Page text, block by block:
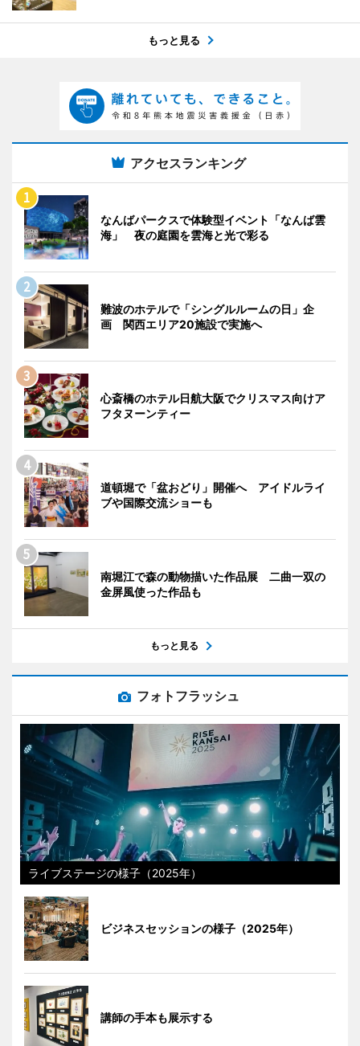
もっと見る
アクセスランキング
なんばパークスで体験型イベント「なんば雲
海」 夜の庭園を雲海と光で彩る
難波のホテルで「シングルルームの日」企
画 関西エリア20施設で実施へ
心斎橋のホテル日航大阪でクリスマス向けア
フタヌーンティー
道頓堀で「盆おどり」開催へ アイドルライ
ブや国際交流ショーも
南堀江で森の動物描いた作品展 二曲一双の
金屏風使った作品も
もっと見る
フォトフラッシュ
ライブステージの様子（2025年）
ビジネスセッションの様子（2025年）
講師の手本も展示する